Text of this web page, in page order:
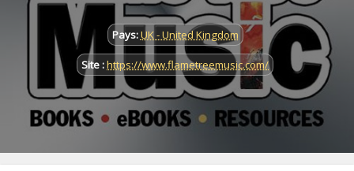
Pays:UK - United Kingdom
Site :https://www.flametreemusic.com/